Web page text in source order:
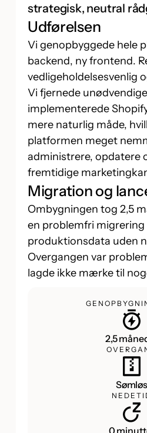
strategisk, neutral
Udførelsen
Vi genopbyggede hele
backend, ny frontend.
vedligeholdelsesvenlig
Vi fjernede
implementerede
mere naturlig måde,
platformen meget
administrere, opdatere
fremtidige
Migration og
Ombygningen tog 2,5
en problemfri migrering
produktionsdata uden
Overgangen var
lagde ikke mærke til
2,5
Sømløs